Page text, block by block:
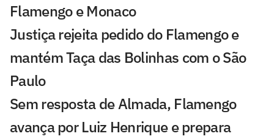
Flamengo e Monaco
Justiça rejeita pedido do Flamengo e
mantém Taça das Bolinhas com o São
Paulo
Sem resposta de Almada, Flamengo
avança por Luiz Henrique e prepara